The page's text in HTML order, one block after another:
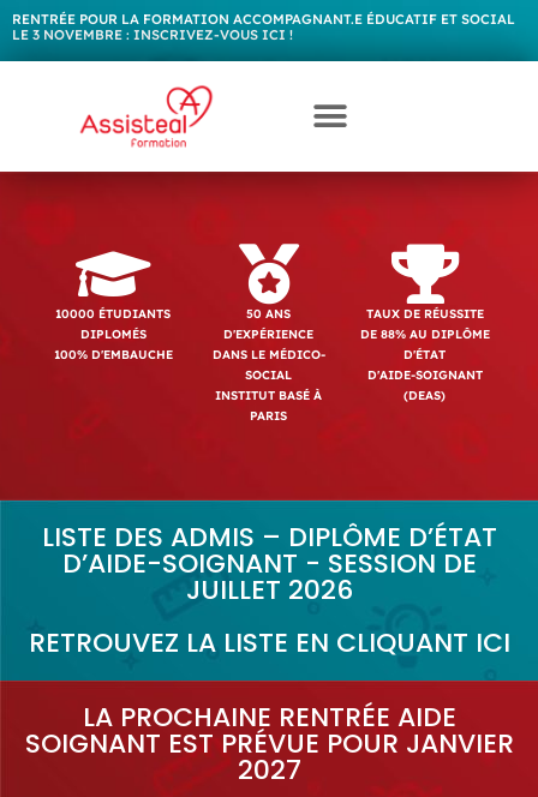
RENTRÉE POUR LA FORMATION ACCOMPAGNANT.E ÉDUCATIF ET SOCIAL
LE 3 NOVEMBRE : INSCRIVEZ-VOUS ICI !
10000 ÉTUDIANTS
DIPLOMÉS
100% D'EMBAUCHE
50 ANS
D'EXPÉRIENCE
DANS LE MÉDICO-
SOCIAL
INSTITUT BASÉ À
PARIS
TAUX DE RÉUSSITE
DE 88% AU DIPLÔME
D'ÉTAT
D'AIDE-SOIGNANT
(DEAS)
LISTE DES ADMIS – DIPLÔME D’ÉTAT
D’AIDE-SOIGNANT - SESSION DE
JUILLET 2026
RETROUVEZ LA LISTE EN CLIQUANT ICI
LA PROCHAINE RENTRÉE AIDE
SOIGNANT EST PRÉVUE POUR JANVIER
2027